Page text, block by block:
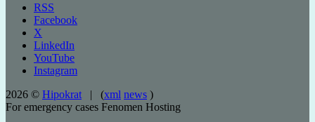
RSS
Facebook
X
LinkedIn
YouTube
Instagram
2026 © Hipokrat | (xml news )
For emergency cases Fenomen Hosting